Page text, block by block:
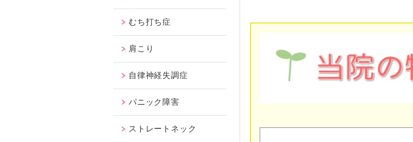
むち打ち症
肩こり
自律神経失調症
パニック障害
ストレートネック